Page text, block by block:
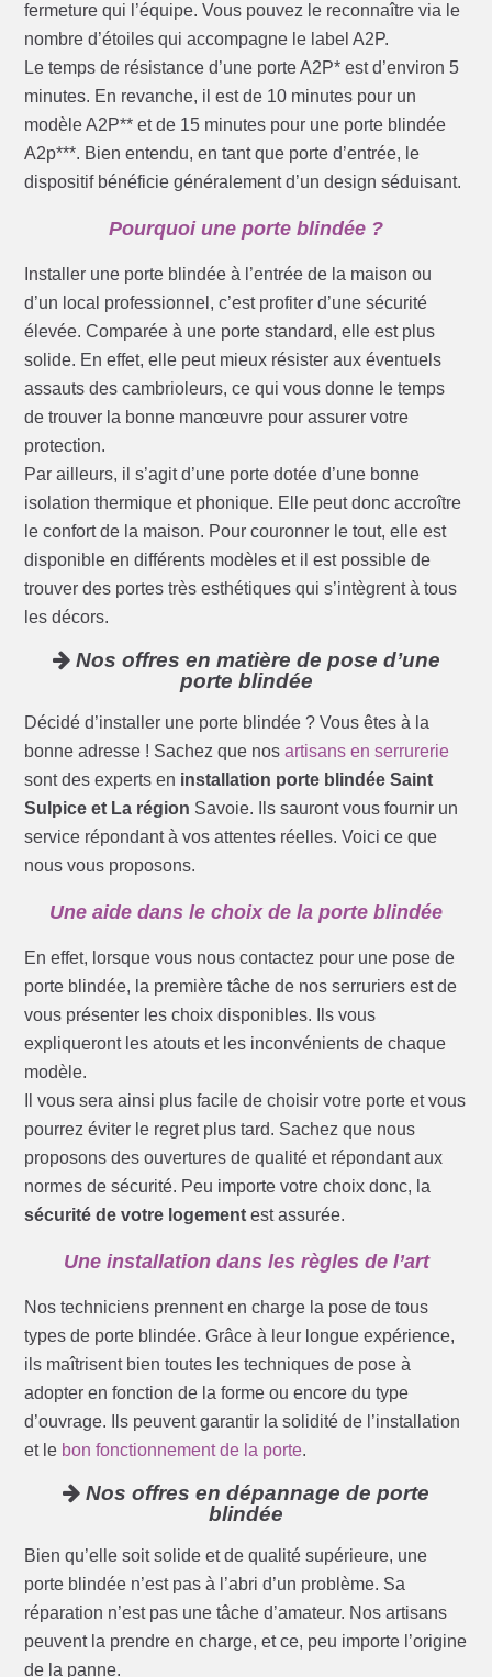
fermeture qui l’équipe. Vous pouvez le reconnaître via le
nombre d’étoiles qui accompagne le label A2P.
Le temps de résistance d’une porte A2P* est d’environ 5
minutes. En revanche, il est de 10 minutes pour un
modèle A2P** et de 15 minutes pour une porte blindée
A2p***. Bien entendu, en tant que porte d’entrée, le
dispositif bénéficie généralement d’un design séduisant.
Pourquoi une porte blindée ?
Installer une porte blindée à l’entrée de la maison ou
d’un local professionnel, c’est profiter d’une sécurité
élevée. Comparée à une porte standard, elle est plus
solide. En effet, elle peut mieux résister aux éventuels
assauts des cambrioleurs, ce qui vous donne le temps
de trouver la bonne manœuvre pour assurer votre
protection.
Par ailleurs, il s’agit d’une porte dotée d’une bonne
isolation thermique et phonique. Elle peut donc accroître
le confort de la maison. Pour couronner le tout, elle est
disponible en différents modèles et il est possible de
trouver des portes très esthétiques qui s’intègrent à tous
les décors.
Nos offres en matière de pose d’une
porte blindée
Décidé d’installer une porte blindée ? Vous êtes à la
bonne adresse ! Sachez que nosartisans en serrurerie
sont des experts en installation porte blindée Saint
Sulpice et La région Savoie. Ils sauront vous fournir un
service répondant à vos attentes réelles. Voici ce que
nous vous proposons.
Une aide dans le choix de la porte blindée
En effet, lorsque vous nous contactez pour une pose de
porte blindée, la première tâche de nos serruriers est de
vous présenter les choix disponibles. Ils vous
expliqueront les atouts et les inconvénients de chaque
modèle.
Il vous sera ainsi plus facile de choisir votre porte et vous
pourrez éviter le regret plus tard. Sachez que nous
proposons des ouvertures de qualité et répondant aux
normes de sécurité. Peu importe votre choix donc, la
sécurité de votre logement est assurée.
Une installation dans les règles de l’art
Nos techniciens prennent en charge la pose de tous
types de porte blindée. Grâce à leur longue expérience,
ils maîtrisent bien toutes les techniques de pose à
adopter en fonction de la forme ou encore du type
d’ouvrage. Ils peuvent garantir la solidité de l’installation
et le bon fonctionnement de la porte.
Nos offres en dépannage de porte
blindée
Bien qu’elle soit solide et de qualité supérieure, une
porte blindée n’est pas à l’abri d’un problème. Sa
réparation n’est pas une tâche d’amateur. Nos artisans
peuvent la prendre en charge, et ce, peu importe l’origine
de la panne.